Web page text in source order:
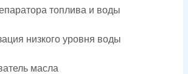
топлива и воды
низкого уровня воды
масла